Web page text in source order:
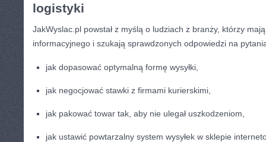
logistyki
JakWyslac.pl powstał z myślą o ludziach z branży, którzy
informacyjnego i szukają sprawdzonych odpowiedzi na
jak dopasować optymalną formę wysyłki,
jak negocjować stawki z firmami kurierskimi,
jak pakować towar tak, aby nie ulegał uszkodzeniom,
jak ustawić powtarzalny system wysyłek w sklepie